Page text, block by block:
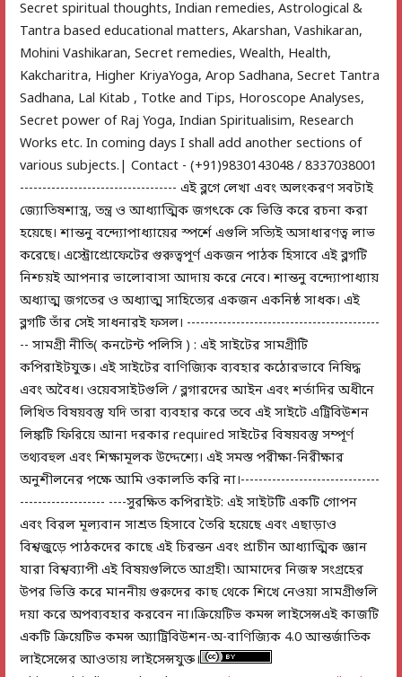
Secret spiritual thoughts, Indian remedies, Astrological &
Tantra based educational matters, Akarshan, Vashikaran,
Mohini Vashikaran, Secret remedies, Wealth, Health,
Kakcharitra, Higher KriyaYoga, Arop Sadhana, Secret Tantra
Sadhana, Lal Kitab , Totke and Tips, Horoscope Analyses,
Secret power of Raj Yoga, Indian Spiritualisim, Research
Works etc. In coming days I shall add another sections of
various subjects.| Contact - (+91)9830143048 / 8337038001
----------------------------------- এই ব্লগে লেখা এবং অলংকরণ সবটাই
জ্যোতিষশাস্ত্র, তন্ত্র ও আধ্যাত্মিক জগৎকে কে ভিত্তি করে রচনা করা
হয়েছে। শান্তনু বন্দ্যোপাধ্যায়ের স্পর্শে এগুলি সত্যিই অসাধারণত্ব লাভ
করেছে। এস্ট্রোপ্রোফেটের গুরুত্বপূর্ণ একজন পাঠক হিসাবে এই ব্লগটি
নিশ্চয়ই আপনার ভালোবাসা আদায় করে নেবে। শান্তনু বন্দ্যোপাধ্যায়
অধ্যাত্ম জগতের ও অধ্যাত্ম সাহিত্যের একজন একনিষ্ঠ সাধক। এই
ব্লগটি তাঁর সেই সাধনারই ফসল। -------------------------------------------
-- সামগ্রী নীতি( কনটেন্ট পলিসি ) : এই সাইটের সামগ্রীটি
কপিরাইটযুক্ত। এই সাইটের বাণিজ্যিক ব্যবহার কঠোরভাবে নিষিদ্ধ
এবং অবৈধ। ওয়েবসাইটগুলি / ব্লগারদের আইন এবং শর্তাদির অধীনে
লিখিত বিষয়বস্তু যদি তারা ব্যবহার করে তবে এই সাইটে এট্রিবিউশন
লিঙ্কটি ফিরিয়ে আনা দরকার required সাইটের বিষয়বস্তু সম্পূর্ণ
তথ্যবহুল এবং শিক্ষামূলক উদ্দেশ্যে। এই সমস্ত পরীক্ষা-নিরীক্ষার
অনুশীলনের পক্ষে আমি ওকালতি করি না।-------------------------------
------------------- ----সুরক্ষিত কপিরাইট: এই সাইটটি একটি গোপন
এবং বিরল মূল্যবান সাশ্রত হিসাবে তৈরি হয়েছে এবং এছাড়াও
বিশ্বজুড়ে পাঠকদের কাছে এই চিরন্তন এবং প্রাচীন আধ্যাত্মিক জ্ঞান
যারা বিশ্বব্যাপী এই বিষয়গুলিতে আগ্রহী। আমাদের নিজস্ব সংগ্রহের
উপর ভিত্তি করে মাননীয় গুরুদের কাছ থেকে শিখে নেওয়া সামগ্রীগুলি
দয়া করে অপব্যবহার করবেন না।ক্রিয়েটিভ কমন্স লাইসেন্সএই কাজটি
একটি ক্রিয়েটিভ কমন্স অ্যাট্রিবিউশন-অ-বাণিজ্যিক 4.0 আন্তর্জাতিক
লাইসেন্সের আওতায় লাইসেন্সযুক্ত।